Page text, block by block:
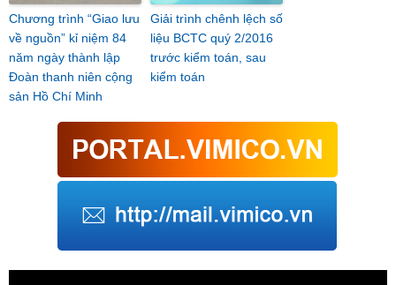
Chương trình “Giao lưu
về nguồn” kỉ niệm 84
năm ngày thành lập
Đoàn thanh niên cộng
sản Hồ Chí Minh
Giải trình chênh lệch số
liệu BCTC quý 2/2016
trước kiểm toán, sau
kiểm toán